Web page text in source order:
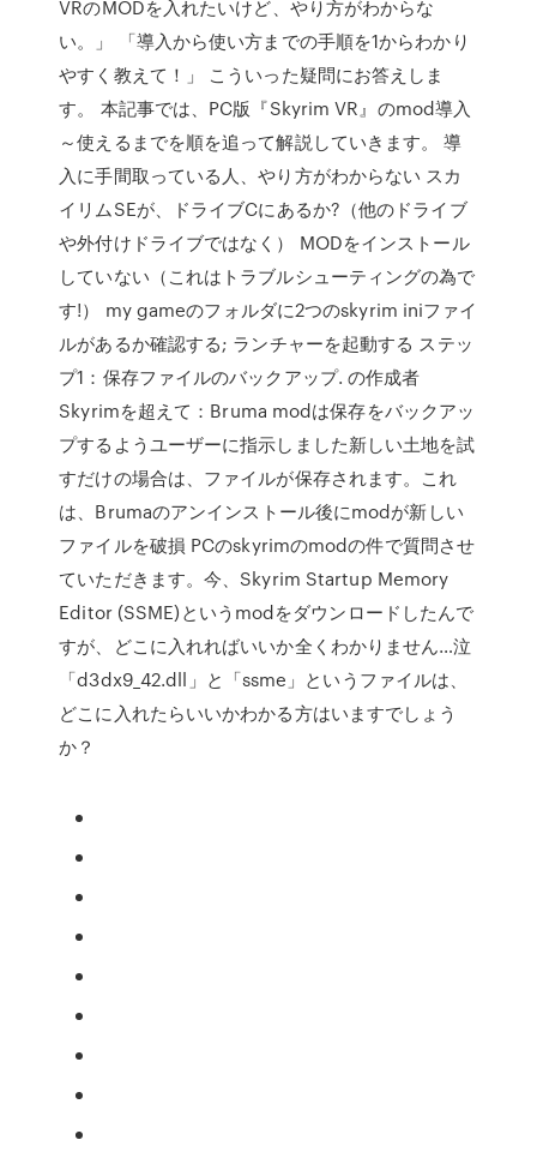
VRのMODを入れたいけど、やり方がわからな
い。」 「導入から使い方までの手順を1からわかり
やすく教えて！」 こういった疑問にお答えしま
す。 本記事では、PC版『Skyrim VR』のmod導入
～使えるまでを順を追って解説していきます。 導
入に手間取っている人、やり方がわからない スカ
イリムSEが、ドライブCにあるか?（他のドライブ
や外付けドライブではなく） MODをインストール
していない（これはトラブルシューティングの為で
す!） my gameのフォルダに2つのskyrim iniファイ
ルがあるか確認する; ランチャーを起動する ステッ
プ1：保存ファイルのバックアップ. の作成者
Skyrimを超えて：Bruma modは保存をバックアッ
プするようユーザーに指示しました新しい土地を試
すだけの場合は、ファイルが保存されます。これ
は、Brumaのアンインストール後にmodが新しい
ファイルを破損 PCのskyrimのmodの件で質問させ
ていただきます。今、Skyrim Startup Memory
Editor (SSME)というmodをダウンロードしたんで
すが、どこに入れればいいか全くわかりません…泣
「d3dx9_42.dll」と「ssme」というファイルは、
どこに入れたらいいかわかる方はいますでしょう
か？